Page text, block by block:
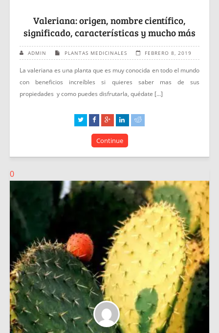
Valeriana: origen, nombre científico,
significado, características y mucho más
ADMIN PLANTAS MEDICINALES FEBRERO 8, 2019
La valeriana es una planta que es muy conocida en todo el mundo
con beneficios increíbles si quieres saber mas de sus
propiedades y como puedes disfrutarla, quédate [...]
Continue
0